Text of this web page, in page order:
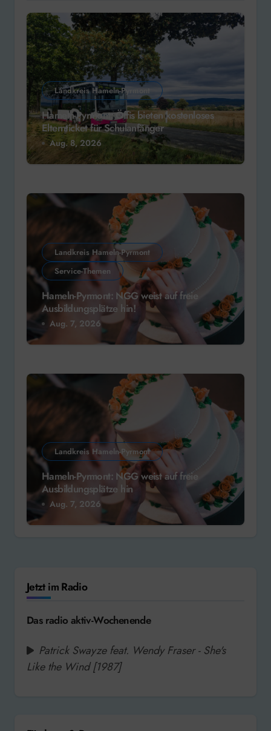
Landkreis Hameln-Pyrmont
Hameln-Pyrmont: Öffis bieten kostenloses
Elternticket für Schulanfänger
Aug. 8, 2026
Landkreis Hameln-Pyrmont
Service-Themen
Hameln-Pyrmont: NGG weist auf freie
Ausbildungsplätze hin!
Aug. 7, 2026
Landkreis Hameln-Pyrmont
Hameln-Pyrmont: NGG weist auf freie
Ausbildungsplätze hin
Aug. 7, 2026
Jetzt im Radio
Das radio aktiv-Wochenende
Patrick Swayze feat. Wendy Fraser - She's
Like the Wind [1987]